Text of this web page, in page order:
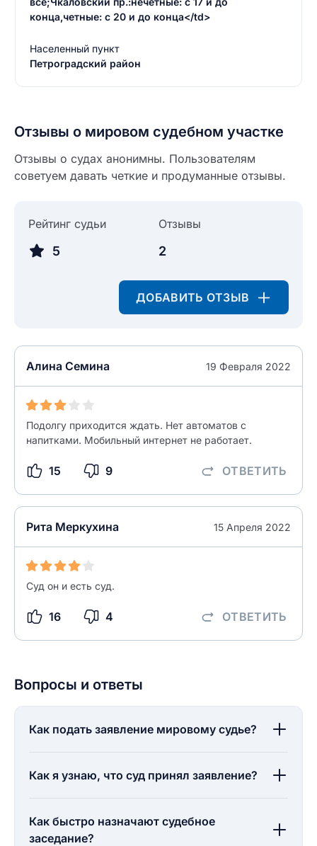
конца,четные: с 20 и до конца</td>
Населенный пункт
Петроградский район
Отзывы о мировом судебном участке
Отзывы о судах анонимны. Пользователям
советуем давать четкие и продуманные отзывы.
Рейтинг судьи
5
Отзывы
2
ДОБАВИТЬ ОТЗЫВ
Алина Семина 19 Февраля 2022
Подолгу приходится ждать. Нет автоматов с
напитками. Мобильный интернет не работает.
15 9 ОТВЕТИТЬ
Рита Меркухина 15 Апреля 2022
Суд он и есть суд.
16 4 ОТВЕТИТЬ
разрешить публикацию отзыва
ОСТАВИТЬ ОТЗЫВ
Введите свой номер телефона
Ответ на отзыв
Вопросы и ответы
Как подать заявление мировому судье?
Как я узнаю, что суд принял заявление?
Как быстро назначают судебное
заседание?
Название населенного пункта